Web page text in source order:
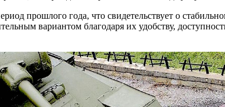
прошлого года, что свидетельствует о
вариантом благодаря их удобству,